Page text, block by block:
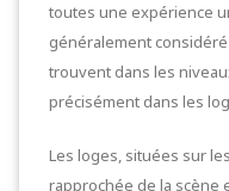
toutes une expérience
généralement
trouvent dans les
précisément dans les
Les loges, situées sur
rapprochée de la scène